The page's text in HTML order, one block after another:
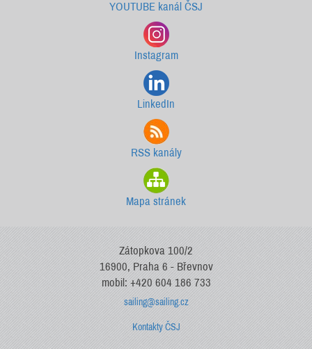
YOUTUBE kanál ČSJ
Instagram
LinkedIn
RSS kanály
Mapa stránek
Zátopkova 100/2
16900, Praha 6 - Břevnov
mobil: +420 604 186 733
sailing@sailing.cz
Kontakty ČSJ